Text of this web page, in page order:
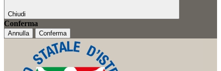
Chiudi
Conferma
Annulla Conferma